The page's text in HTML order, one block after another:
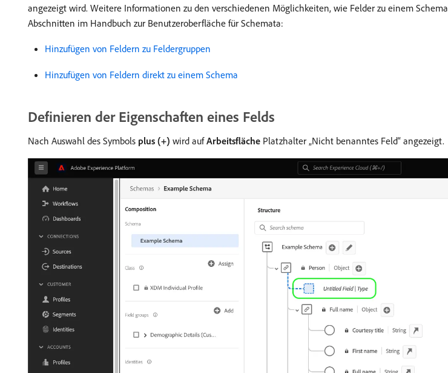
angezeigt wird. Weitere Informationen zu den verschiedenen Möglichkeiten, wie Felder zu einem
Abschnitten im Handbuch zur Benutzeroberfläche für Schemata:
Hinzufügen von Feldern zu Feldergruppen
Hinzufügen von Feldern direkt zu einem Schema
Definieren der Eigenschaften eines Felds
Nach Auswahl des Symbols plus (+) wird aufArbeitsfläche Platzhalter „Nicht benanntes Feld“ angezeigt.